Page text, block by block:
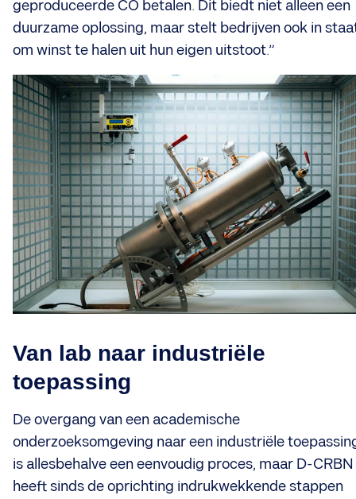
geproduceerde CO betalen. Dit biedt niet alleen een
duurzame oplossing, maar stelt bedrijven ook in
om winst te halen uit hun eigen uitstoot.”
Van lab naar industriële
toepassing
De overgang van een academische
onderzoeksomgeving naar een industriële
is allesbehalve een eenvoudig proces, maar D-CRBN
heeft sinds de oprichting indrukwekkende stappen